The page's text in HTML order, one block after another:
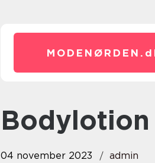
MODENØRDEN.
04 november 2023 admin